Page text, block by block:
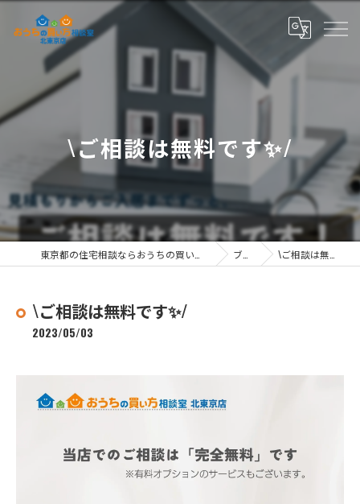
\ご相談は無料です✨/
ブログ \ご相談は無料です✨/
\ご相談は無料です✨/
2023/05/03